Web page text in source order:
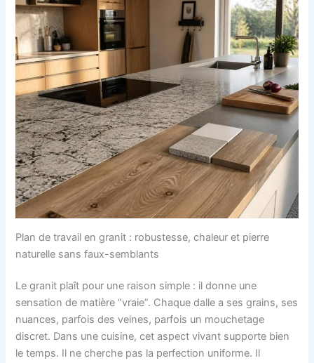
Plan de travail en granit : robustesse, chaleur et pierre
naturelle sans faux-semblants
Le granit plaît pour une raison simple : il donne une
sensation de matière “vraie”. Chaque dalle a ses grains, ses
nuances, parfois des veines, parfois un mouchetage
discret. Dans une cuisine, cet aspect vivant supporte bien
le temps. Il ne cherche pas la perfection uniforme. Il